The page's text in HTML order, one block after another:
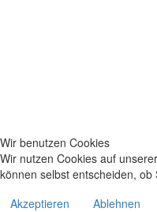
Wir benutzen Cookies
Wir nutzen Cookies auf
können selbst entscheiden,
Akzeptieren
Ablehnen